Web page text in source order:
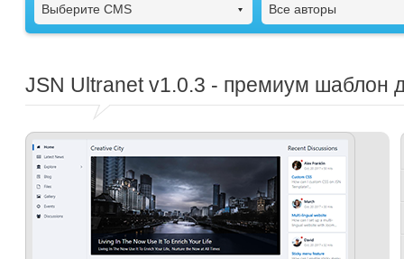
Выберите CMS Все авторы
JSN Ultranetv1.0.3 - премиум шаблон